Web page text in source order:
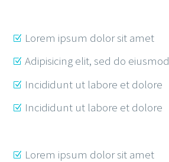
Lorem ipsum dolor sit amet
Adipisicing elit, sed do eiusmod
Incididunt ut labore et dolore
Incididunt ut labore et dolore
Lorem ipsum dolor sit amet